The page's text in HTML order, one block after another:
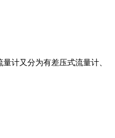
计又分为有差压式流量计、